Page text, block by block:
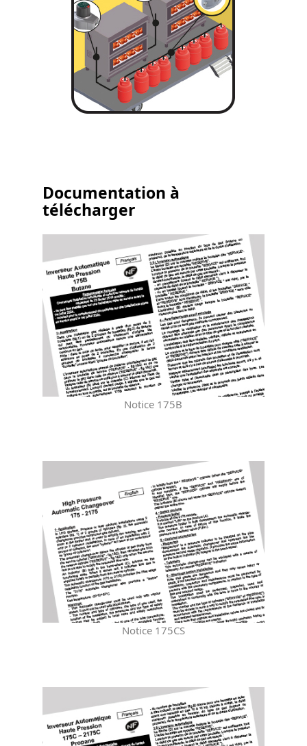
Documentation à
télécharger
Notice 175B
Notice 175CS